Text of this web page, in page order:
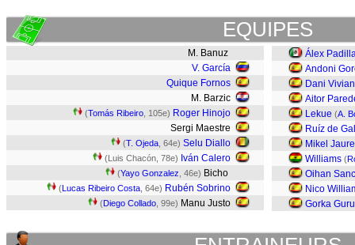
EQUIPES
M. Banuz
V. García
Quique Fornos
M. Barzic
(Tomás Ribeiro , 105e) Roger Hinojo
Sergi Maestre
(T. Ojeda , 64e) Selu Diallo
(Luis Chacón, 78e) Iván Calero
(Yayo Gonzalez , 46e) Bicho
(Lucas Ribeiro Costa , 64e) Rubén Sobrino
(Diego Collado , 99e) Manu Justo
Álex
Andoni
Dani Vivian
Aitor
Lekue (A.
Ruíz de
Mikel
Williams (
Oihan
Nico
Gorka